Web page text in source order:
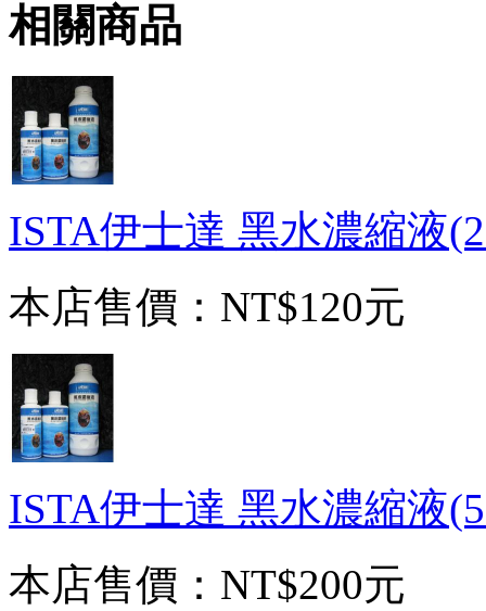
相關商品
ISTA伊士達 黑水濃縮液
本店售價： NT$120元
ISTA伊士達 黑水濃縮液
本店售價： NT$200元